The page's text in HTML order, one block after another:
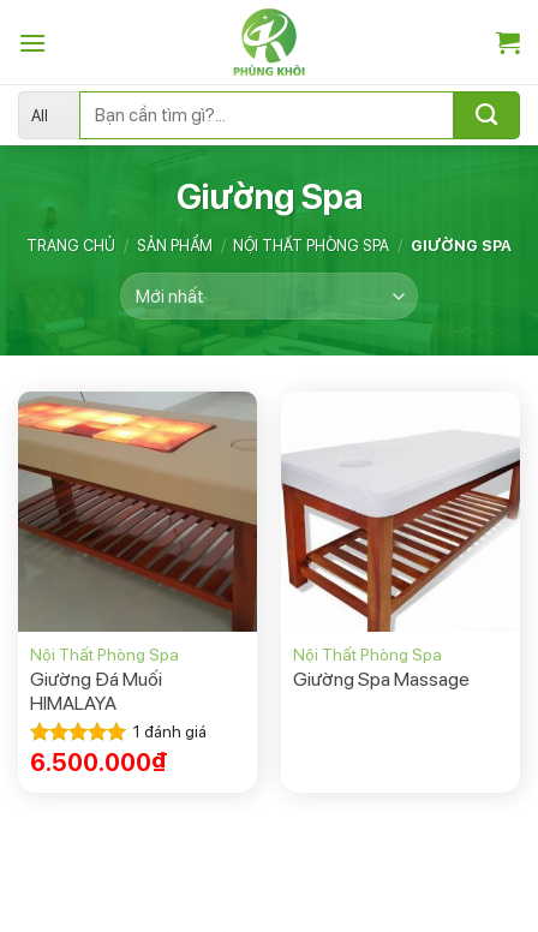
kiếm:
Giường Spa
TRANG CHỦ / SẢN PHẨM / NỘI THẤT PHÒNG SPA / GIƯỜNG SPA
Nội Thất Phòng Spa
Giường Đá Muối
HIMALAYA
Được xếp
1 đánh giá
6.500.000₫
Nội Thất Phòng Spa
Giường Spa Massage